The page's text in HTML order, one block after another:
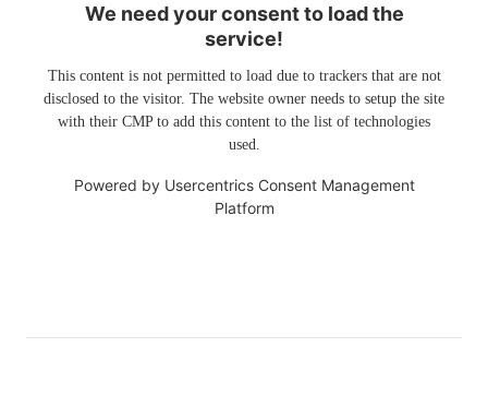
We need your consent to load the
service!
This content is not permitted to load due to trackers that are not
disclosed to the visitor. The website owner needs to setup the site
with their CMP to add this content to the list of technologies
used.
Powered by Usercentrics Consent Management
Platform